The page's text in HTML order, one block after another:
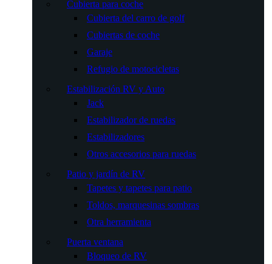
Cubierta para coche
Cubierta del carro de golf
Cubiertas de coche
Garaje
Refugio de motocicletas
Estabilización RV y Auto
Jack
Estabilizador de ruedas
Estabilizadores
Otros accesorios para ruedas
Patio y jardín de RV
Tapetes y tapetes para patio
Toldos, marquesinas sombras
Otra herramienta
Puerta ventana
Bloqueo de RV